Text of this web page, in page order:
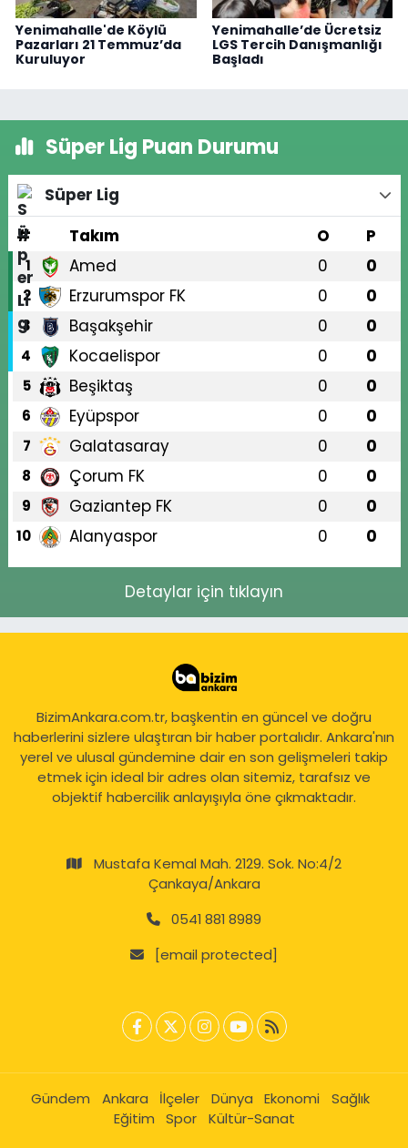
Yenimahalle'de Köylü
Pazarları 21 Temmuz’da
Kuruluyor
Yenimahalle’de Ücretsiz
LGS Tercih Danışmanlığı
Başladı
Süper Lig Puan Durumu
Süper Lig
#
Takım O P
1 Amed 0 0
2 Erzurumspor FK 0 0
3 Başakşehir 0 0
4 Kocaelispor 0 0
5 Beşiktaş 0 0
6 Eyüpspor 0 0
7 Galatasaray 0 0
8 Çorum FK 0 0
9 Gaziantep FK 0 0
10 Alanyaspor 0 0
Detaylar için tıklayın
BizimAnkara.com.tr, başkentin en güncel ve doğru
haberlerini sizlere ulaştıran bir haber portalıdır. Ankara'nın
yerel ve ulusal gündemine dair en son gelişmeleri takip
etmek için ideal bir adres olan sitemiz, tarafsız ve
objektif habercilik anlayışıyla öne çıkmaktadır.
Mustafa Kemal Mah. 2129. Sok. No:4/2
Çankaya/Ankara
0541 881 8989
[email protected]
Gündem Ankara İlçeler Dünya Ekonomi
Sağlık
Eğitim
Spor Kültür-Sanat